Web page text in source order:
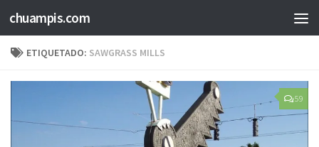
chuampis.com
ETIQUETADO: SAWGRASS MILLS
59